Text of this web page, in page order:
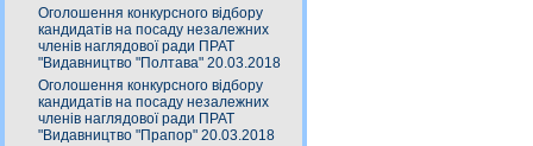
Оголошення конкурсного відбору
кандидатів на посаду незалежних
членів наглядової ради ПРАТ
"Видавництво "Полтава" 20.03.2018
Оголошення конкурсного відбору
кандидатів на посаду незалежних
членів наглядової ради ПРАТ
"Видавництво "Прапор" 20.03.2018